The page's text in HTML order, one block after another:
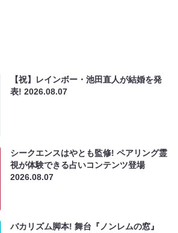
【祝】レインボー・池田直人が結婚を発
表!2026.08.07
シークエンスはやとも監修! ペアリング霊
視が体験できる占いコンテンツ登場
2026.08.07
バカリズム脚本! 舞台『ノンレムの窓』